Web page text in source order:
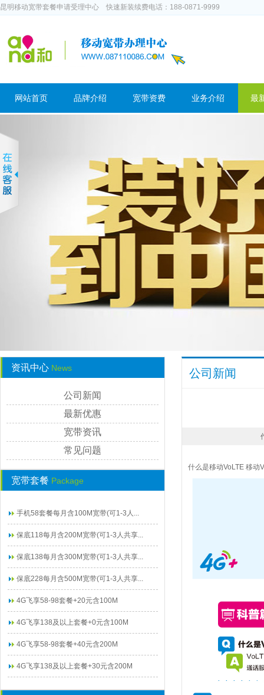
昆明移动宽带套餐申请受理中心 快速新装续费电话：188-0871-9999
网站首页 品牌介绍 宽带资费 业务介绍 最
资讯中心 News
公司新闻
最新优惠
宽带资讯
常见问题
宽带套餐 Package
手机58套餐每月含100M宽带(可1-3人...
保底118每月含200M宽带(可1-3人共享...
保底138每月含300M宽带(可1-3人共享...
保底228每月含500M宽带(可1-3人共享...
4G飞享58-98套餐+20元含100M
4G飞享138及以上套餐+0元含100M
4G飞享58-98套餐+40元含200M
4G飞享138及以上套餐+30元含200M
公司新闻
什么是移动VoLTE 移动